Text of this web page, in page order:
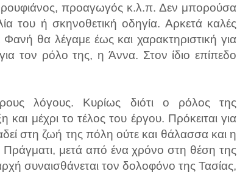
προαγωγός κ.λ.π. Δεν μπορούσα
του ή σκηνοθετική οδηγία. Αρκετά καλές
θα λέγαμε έως και χαρακτηριστική για
τον ρόλο της, η Άννα. Στον ίδιο επίπεδο
λόγους. Κυρίως διότι ο ρόλος της
και μέχρι το τέλος του έργου. Πρόκειται για
στη ζωή της πόλη ούτε και θάλασσα και η
Πράγματι, μετά από ένα χρόνο στη θέση της
συναισθάνεται τον δολοφόνο της Τασίας,